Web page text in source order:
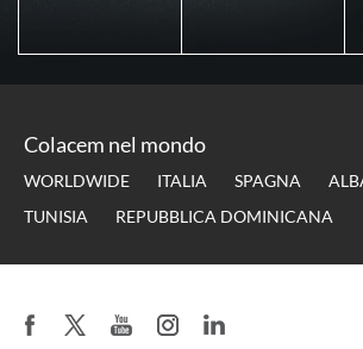
Colacem nel mondo
WORLDWIDE ITALIA SPAGNA
TUNISIA
REPUBBLICA DOMINICANA